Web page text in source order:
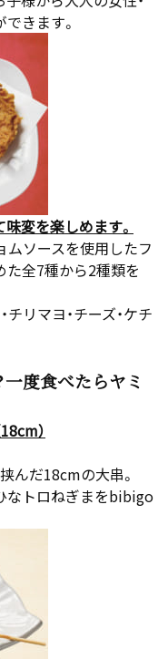
きます。
変を楽しめます。
ソースを使用したフ
た全7種から2種類を
リマヨ・チーズ・ケチ
一度食べたらヤミ
）
んだ18cmの大串。
なトロねぎまをbibigo